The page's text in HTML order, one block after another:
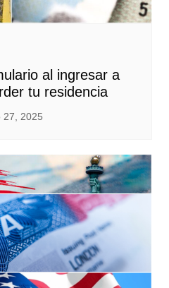
al ingresar a
tu residencia
27, 2025